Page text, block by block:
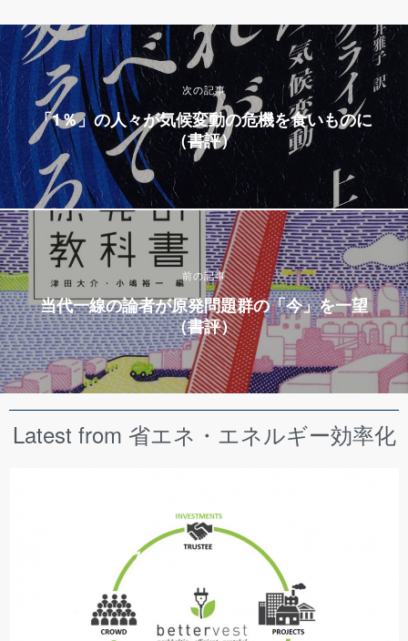
次の記事
「1％」の人々が気候変動の危機を食いものに
（書評）
前の記事
当代一線の論者が原発問題群の「今」を一望
（書評）
Latest from 省エネ・エネルギー効率化